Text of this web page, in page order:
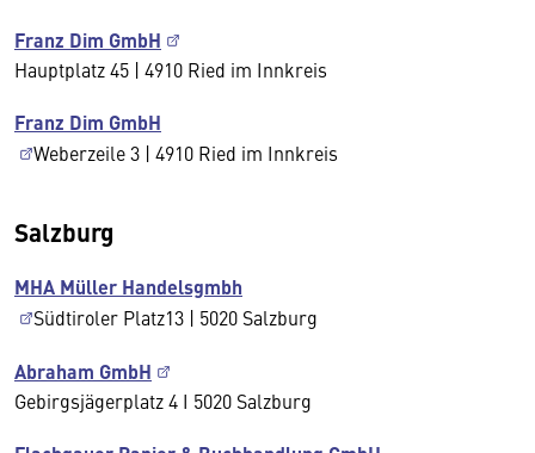
Franz Dim GmbH
Hauptplatz 45 | 4910 Ried im Innkreis
Franz Dim GmbH
Weberzeile 3 | 4910 Ried im Innkreis
Salzburg
MHA Müller Handelsgmbh
Südtiroler Platz13 | 5020 Salzburg
Abraham GmbH
Gebirgsjägerplatz 4 I 5020 Salzburg